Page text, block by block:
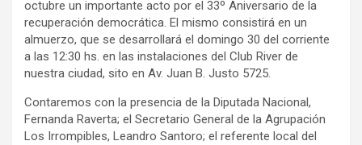
k
p
dl
y
octubre un importante acto por el 33º Aniversario de la
recuperación democrática. El mismo consistirá en un
almuerzo, que se desarrollará el domingo 30 del corriente
a las 12:30 hs. en las instalaciones del Club River de
nuestra ciudad, sito en Av. Juan B. Justo 5725.
Contaremos con la presencia de la Diputada Nacional,
Fernanda Raverta; el Secretario General de la Agrupación
Los Irrompibles, Leandro Santoro; el referente local del